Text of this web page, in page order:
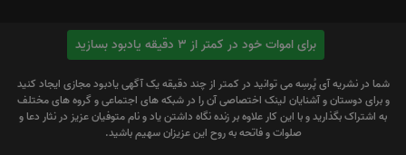
برای اموات خود در کمتر از 3 دقیقه یادبود بسازید
شما در نشریه آی پُرسِه می توانید در کمتر از چند دقیقه یک آگهی یادبود مجازی ایجاد کنید
و برای دوستان و آشنایان لینک اختصاصی آن را در شبکه های اجتماعی و گروه های مختلف
به اشتراک بگذارید و با این کار علاوه بر زنده نگاه داشتن یاد و نام متوفیان عزیز در نثار دعا و
صلوات و فاتحه به روح این عزیزان سهیم باشید.